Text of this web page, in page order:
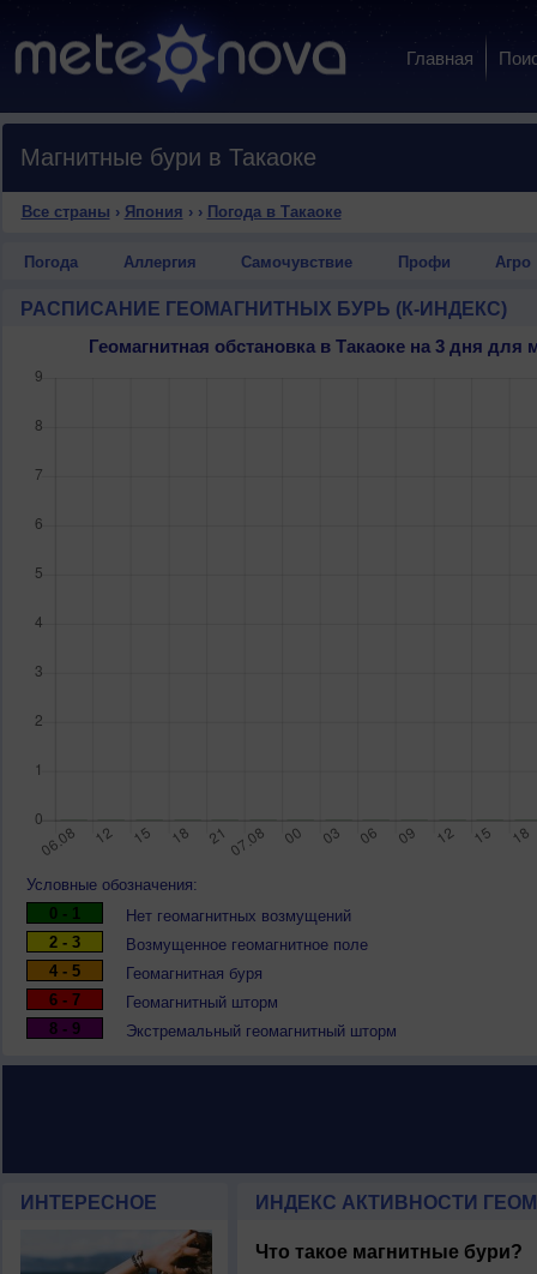
Главная
Магнитные бури в Такаоке
Все страны › Япония › › Погода в Такаоке
Погода Аллергия Самочувствие Профи Агро
РАСПИСАНИЕ ГЕОМАГНИТНЫХ БУРЬ (К-ИНДЕКС)
Геомагнитная обстановка в Такаоке на 3 дня
Условные обозначения:
0 - 1
Нет геомагнитных возмущений
2 - 3
Возмущенное геомагнитное поле
4 - 5
Геомагнитная буря
6 - 7
Геомагнитный шторм
8 - 9
Экстремальный геомагнитный шторм
ИНТЕРЕСНОЕ ИНДЕКС АКТИВНОСТИ
Что такое магнитные бури?